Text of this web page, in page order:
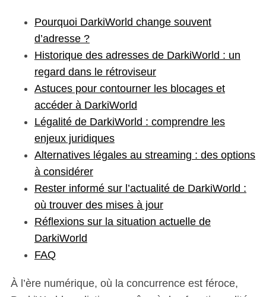
Pourquoi DarkiWorld change souvent
d’adresse ?
Historique des adresses de DarkiWorld : un
regard dans le rétroviseur
Astuces pour contourner les blocages et
accéder à DarkiWorld
Légalité de DarkiWorld : comprendre les
enjeux juridiques
Alternatives légales au streaming : des options
à considérer
Rester informé sur l’actualité de DarkiWorld :
où trouver des mises à jour
Réflexions sur la situation actuelle de
DarkiWorld
FAQ
À l’ère numérique, où la concurrence est féroce,